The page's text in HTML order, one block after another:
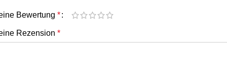
Bewertung *
Rezension *